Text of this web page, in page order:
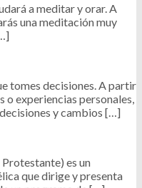
a meditar y orar. A
una meditación muy
tomes decisiones. A partir
experiencias personales,
y cambios […]
es un
que dirige y presenta